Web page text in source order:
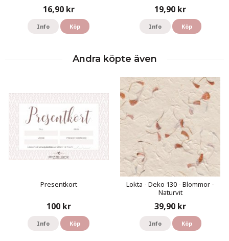
16,90 kr
Info Köp
19,90 kr
Info Köp
Andra köpte även
Presentkort
100 kr
Info Köp
Lokta - Deko 130 - Blommor -
Naturvit
39,90 kr
Info Köp